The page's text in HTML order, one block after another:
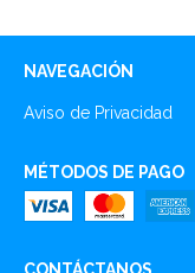
NAVEGACIÓN
Aviso de Privacidad
MÉTODOS DE PAGO